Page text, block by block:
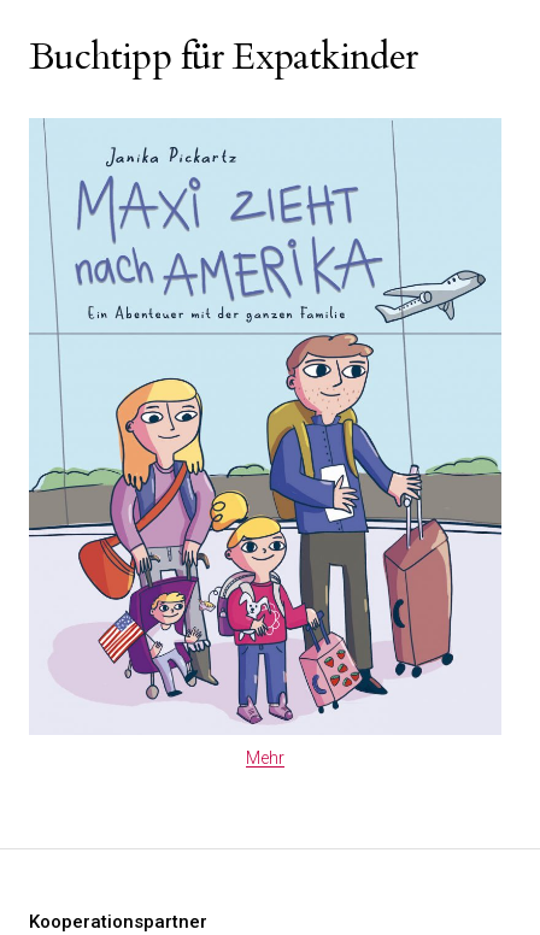
Buchtipp für Expatkinder
Mehr
Kooperationspartner